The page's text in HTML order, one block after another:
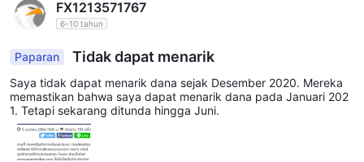
FX1213571767
6-10 tahun
Paparan Tidak dapat menarik
Saya tidak dapat menarik dana sejak Desember 2020. Mereka
memastikan bahwa saya dapat menarik dana pada Januari 202
1. Tetapi sekarang ditunda hingga Juni.